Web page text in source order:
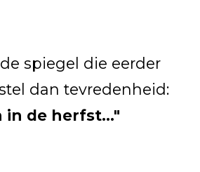
spiegel die eerder
dan tevredenheid:
in de herfst..."